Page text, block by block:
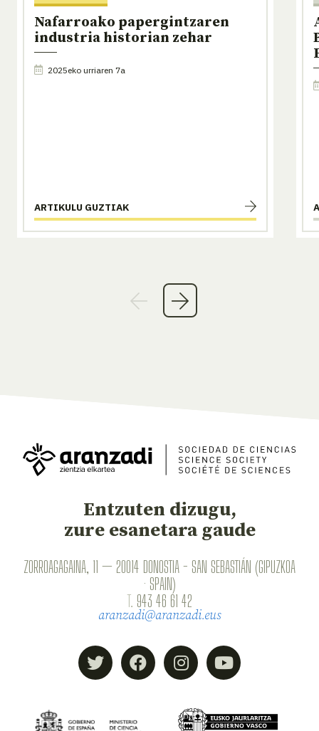
Nafarroako papergintzaren
industria historian zehar
2025eko urriaren 7a
ARTIKULU GUZTIAK
Entzuten dizugu,
zure esanetara gaude
ZORROAGAGAINA, 11 — 20014 DONOSTIA - SAN SEBASTIÁN (GIPUZKOA
· SPAIN)
T. 943 46 61 42
aranzadi@aranzadi.eus